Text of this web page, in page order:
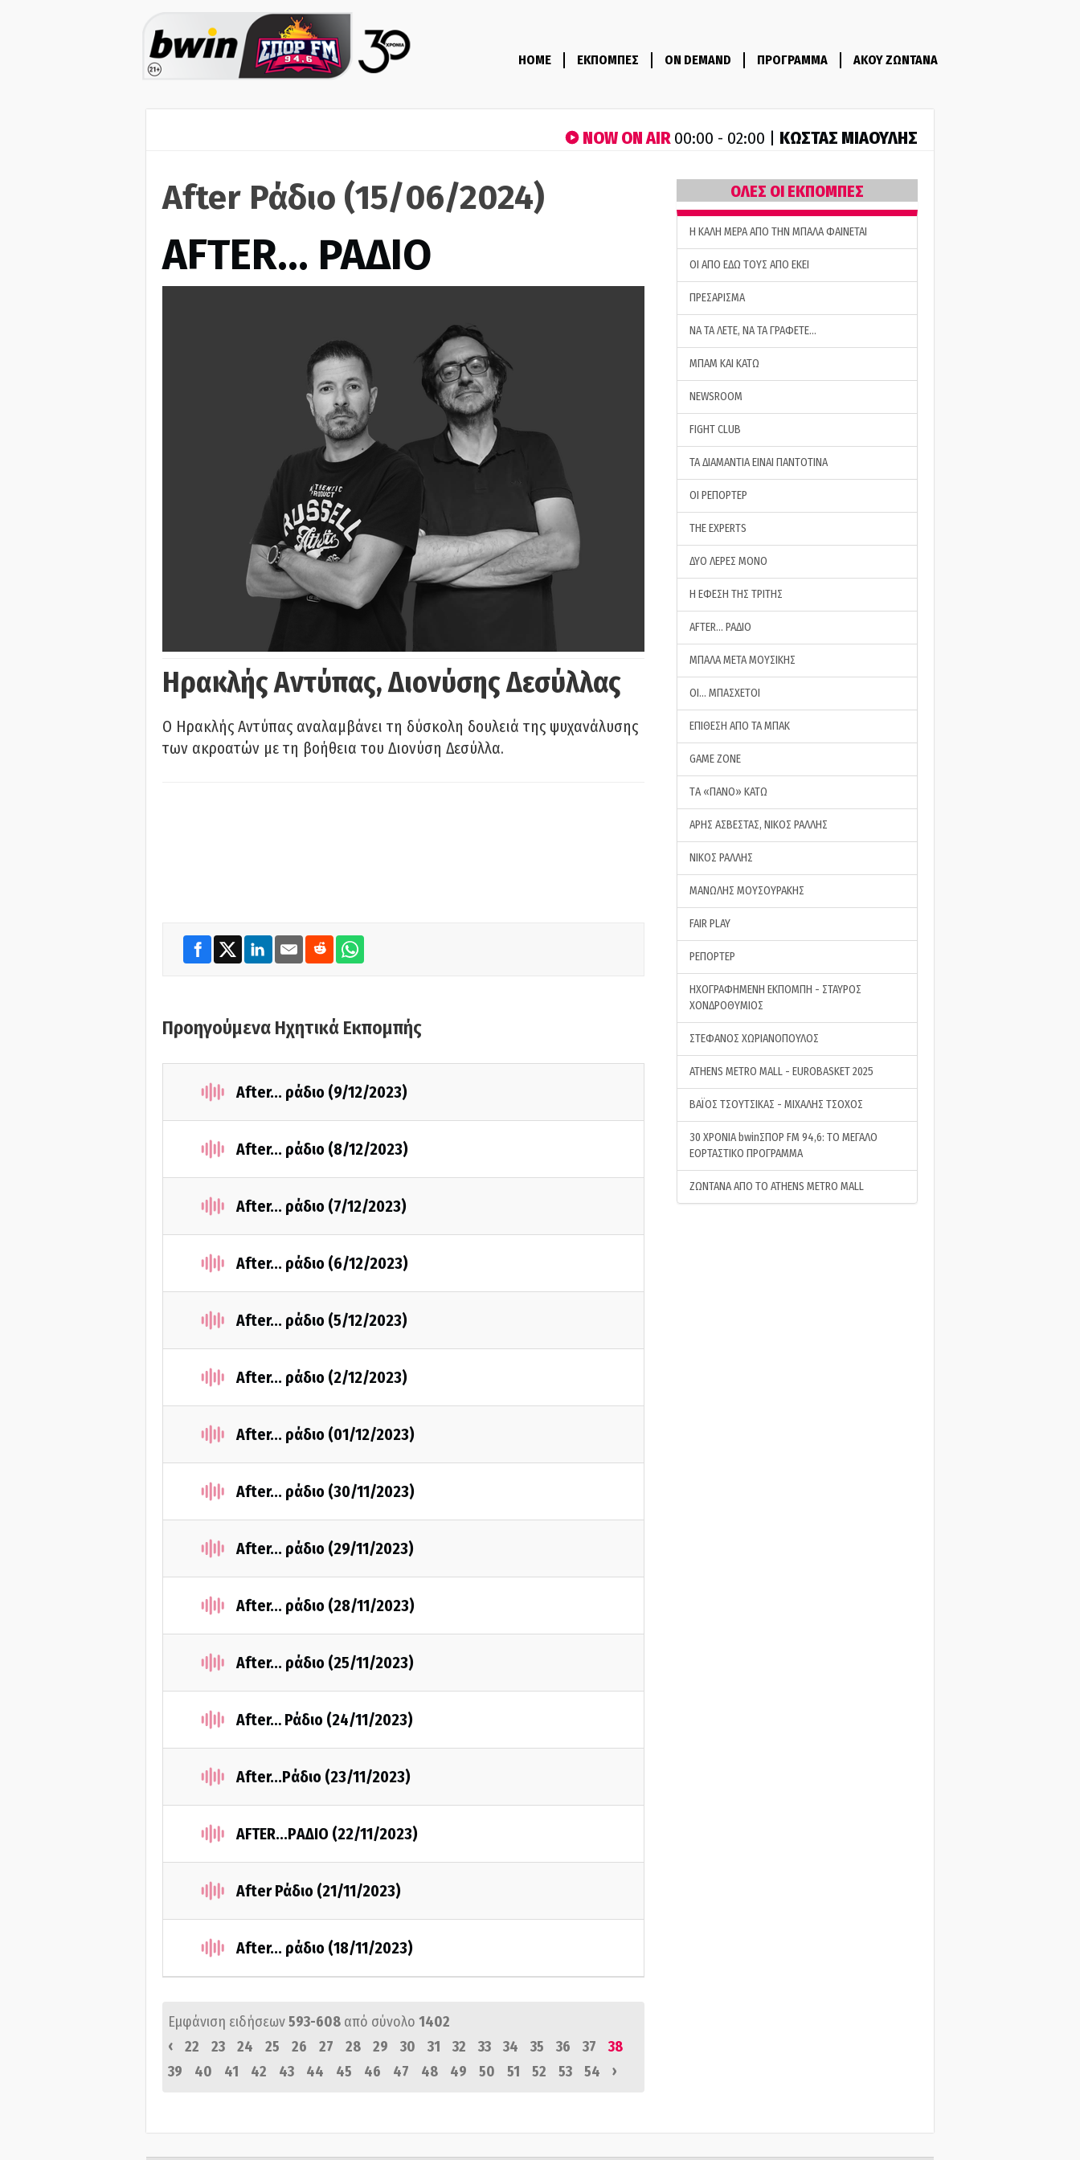
HOME ΕΚΠΟΜΠΕΣ ON DEMAND ΠΡΟΓΡΑΜΜΑ ΑΚΟΥ ΖΩΝΤΑΝΑ
NOW ON AIR00:00 - 02:00 | ΚΩΣΤΑΣ ΜΙΑΟΥΛΗΣ
After Ράδιο (15/06/2024)
AFTER… ΡΑΔΙΟ
Ηρακλής Αντύπας, Διονύσης Δεσύλλας
Ο Ηρακλής Αντύπας αναλαμβάνει τη δύσκολη δουλειά της ψυχανάλυσης
των ακροατών με τη βοήθεια του Διονύση Δεσύλλα.
Προηγούμενα Ηχητικά Εκπομπής
After... ράδιο (9/12/2023)
After... ράδιο (8/12/2023)
After... ράδιο (7/12/2023)
After... ράδιο (6/12/2023)
After... ράδιο (5/12/2023)
After... ράδιο (2/12/2023)
After... ράδιο (01/12/2023)
After... ράδιο (30/11/2023)
After... ράδιο (29/11/2023)
After... ράδιο (28/11/2023)
After... ράδιο (25/11/2023)
After… Ράδιο (24/11/2023)
After...Pάδιο (23/11/2023)
AFTER...PΑΔΙΟ (22/11/2023)
After Ράδιο (21/11/2023)
After... ράδιο (18/11/2023)
Εμφάνιση ειδήσεων593-608 από σύνολο 1402
‹
22 23 24 25 26 27 28 29 30 31 32 33 34 35 36 37
38
39
40 41 42 43 44 45 46 47 48 49 50 51 52 53 54 ›
ΟΛΕΣ ΟΙ ΕΚΠΟΜΠΕΣ
H ΚΑΛΗ ΜΕΡΑ ΑΠΟ ΤΗΝ ΜΠΑΛΑ ΦΑΙΝΕΤΑΙ
ΟΙ ΑΠΟ ΕΔΩ ΤΟΥΣ ΑΠΟ ΕΚΕΙ
ΠΡΕΣΑΡΙΣΜΑ
ΝΑ ΤΑ ΛΕΤΕ, ΝΑ ΤΑ ΓΡΑΦΕΤΕ…
ΜΠΑΜ ΚΑΙ ΚΑΤΩ
NEWSROOM
FIGHT CLUB
ΤΑ ΔΙΑΜΑΝΤΙΑ ΕΙΝΑΙ ΠΑΝΤΟΤΙΝΑ
ΟΙ ΡΕΠΟΡΤΕΡ
THE EXPERTS
ΔΥΟ ΛΕΡΕΣ ΜΟΝΟ
Η ΕΦΕΣΗ ΤΗΣ ΤΡΙΤΗΣ
AFTER… ΡΑΔΙΟ
ΜΠΑΛΑ ΜΕΤΑ ΜΟΥΣΙΚΗΣ
ΟΙ… ΜΠΑΣΧΕΤΟΙ
ΕΠΙΘΕΣΗ ΑΠΟ ΤΑ ΜΠΑΚ
GAME ZONE
ΤA «ΠΑΝΟ» ΚΑΤΩ
ΑΡΗΣ ΑΣΒΕΣΤΑΣ, ΝΙΚΟΣ ΡΑΛΛΗΣ
ΝΙΚΟΣ ΡΑΛΛΗΣ
ΜΑΝΩΛΗΣ ΜΟΥΣΟΥΡΑΚΗΣ
FAIR PLAY
ΡΕΠΟΡΤΕΡ
ΗΧΟΓΡΑΦΗΜΕΝΗ ΕΚΠΟΜΠΗ - ΣΤΑΥΡΟΣ
ΧΟΝΔΡΟΘΥΜΙΟΣ
ΣΤΕΦΑΝΟΣ ΧΩΡΙΑΝΟΠΟΥΛΟΣ
ATHENS METRO MALL - EUROBASKET 2025
ΒΑΪΟΣ ΤΣΟΥΤΣΙΚΑΣ - ΜΙΧΑΛΗΣ ΤΣΟΧΟΣ
30 ΧΡΟΝΙΑ bwinΣΠΟΡ FM 94,6: ΤΟ ΜΕΓΑΛΟ
ΕΟΡΤΑΣΤΙΚΟ ΠΡΟΓΡΑΜΜΑ
ΖΩΝΤΑΝΑ ΑΠΟ ΤΟ ATHENS METRO MALL